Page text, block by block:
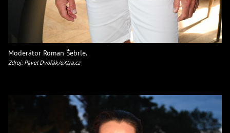
Moderátor Roman Šebrle.
Zdroj: Pavel Dvořák/eXtra.cz